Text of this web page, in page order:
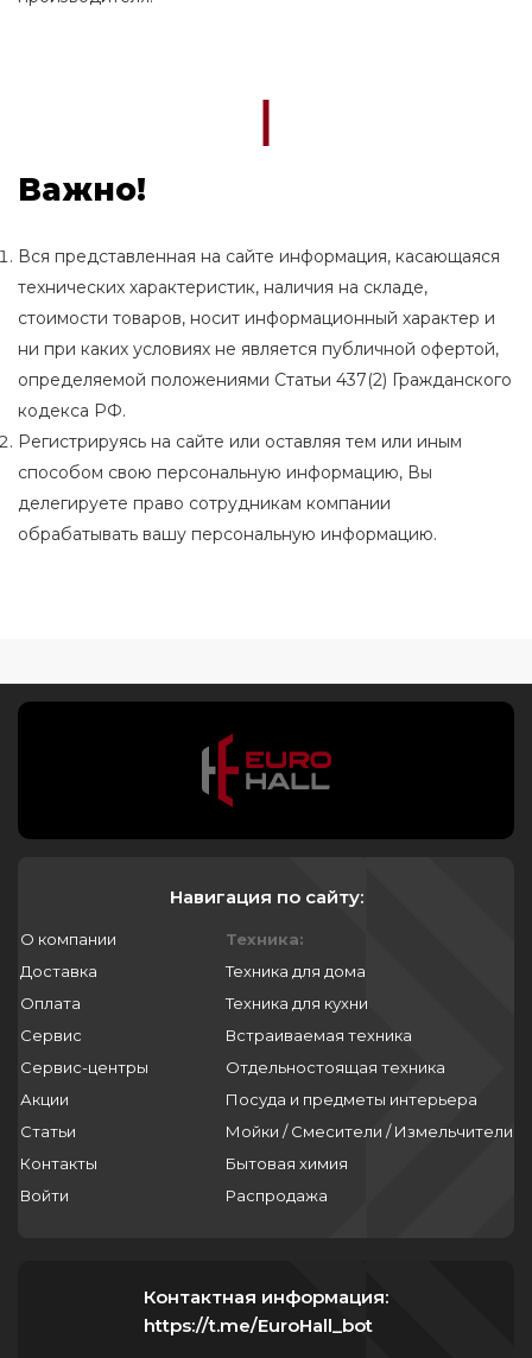
Важно!
Вся представленная на сайте информация, касающаяся
технических характеристик, наличия на складе,
стоимости товаров, носит информационный характер и
ни при каких условиях не является публичной офертой,
определяемой положениями Статьи 437(2) Гражданского
кодекса РФ.
Регистрируясь на сайте или оставляя тем или иным
способом свою персональную информацию, Вы
делегируете право сотрудникам компании
обрабатывать вашу персональную информацию.
Навигация по сайту:
О компании
Доставка
Оплата
Сервис
Сервис-центры
Акции
Статьи
Контакты
Войти
Техника:
Техника для дома
Техника для кухни
Встраиваемая техника
Отдельностоящая техника
Посуда и предметы интерьера
Мойки / Смесители / Измельчители
Бытовая химия
Распродажа
Контактная информация:
https://t.me/EuroHall_bot